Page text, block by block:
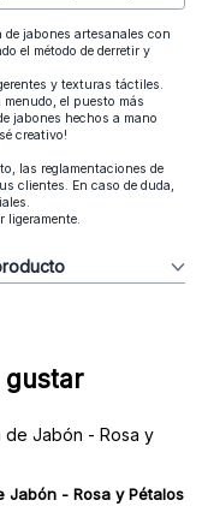
jabones artesanales con
el método de derretir y
y texturas táctiles.
menudo, el puesto más
jabones hechos a mano
creativo!
las reglamentaciones de
clientes. En caso de duda,
ligeramente.
gustar
Jabón - Rosa y Pétalos